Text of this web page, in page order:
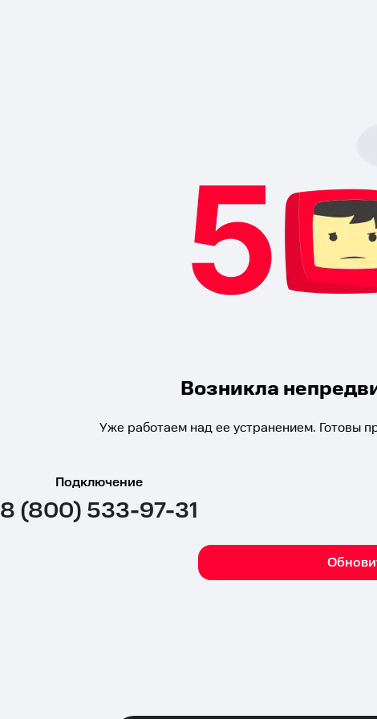
Возникла
Уже работаем над ее устранением. Готовы
Подключение
8 (800) 533-97-31